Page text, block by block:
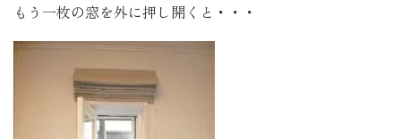
もう一枚の窓を外に押し開くと・・・